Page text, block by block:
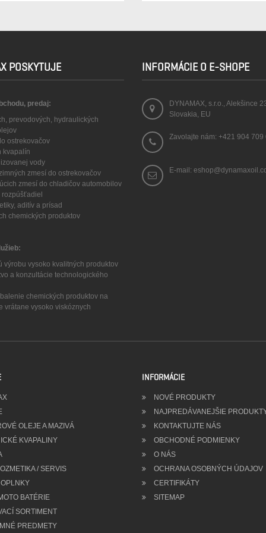
POSKYTUJE
predaj:
prevodových, hydraulických
ostrekovačov
kvapalín
vody
zmesí do ostrekovačov
zmesí do chladičov automobilov
rozpúšťadiel
aditív a prísad
chemických produktov
výrobu vysoko kvalitných produktov
a konzultácie technologického
chemických produktov na
vrátane vysoko viskóznych
INFORMÁCIE O E-SHOPE
DYNAMAX, s.r.o., Alekšince
Slovakia, EU
Zavolajte nám: +421 904 709
E-mail:
OLEJE A MAZIVÁ
KVAPALINY
/ SERVIS
BATÉRIE
SORTIMENT
PREDMETY
INFORMÁCIE
NOVÉ PRODUKTY
NAJPREDÁVANEJŠIE
KONTAKTUJTE NÁS
OBCHODNÉ PODMIENKY
O NÁS
OCHRANA OSOBNÝCH ÚDAJOV
CERTIFIKÁTY
SITEMAP